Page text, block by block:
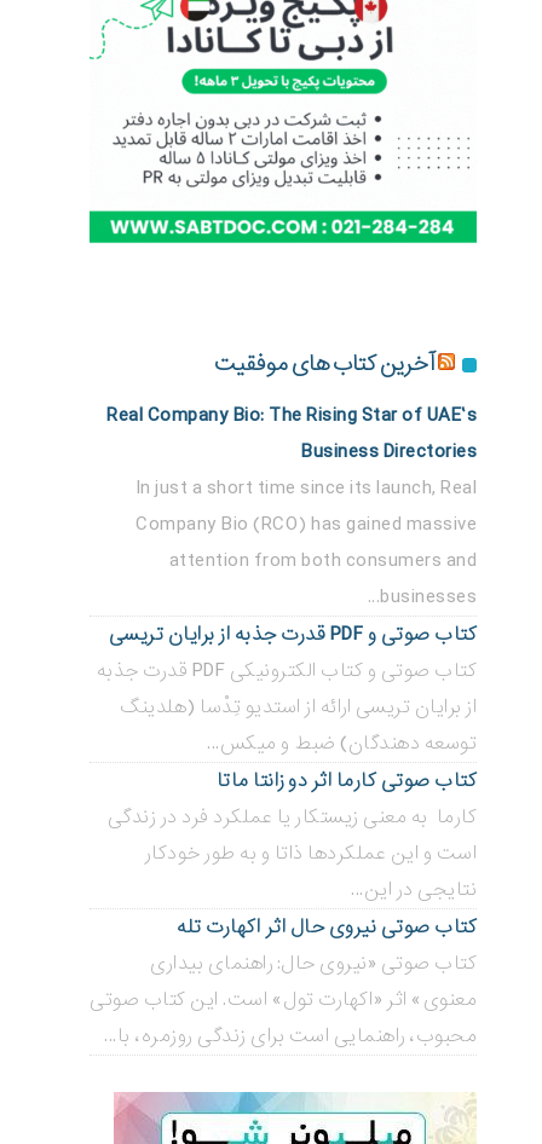
آخرین کتاب های موفقیت
Real Company Bio: The Rising Star of UAE’s
Business Directories
In just a short time since its launch, Real
Company Bio (RCO) has gained massive
attention from both consumers and
businesses...
کتاب صوتی و PDF قدرت جذبه از برایان تریسی
کتاب صوتی و کتاب الکترونیکی PDF قدرت جذبه
از برایان تریسی ارائه از استدیو تِدْسا (هلدینگ
توسعه دهندگان) ضبط و میکس...
کتاب صوتی کارما اثر دو زانتا ماتا
کارما به معنی زیستکار یا عملکرد فرد در زندگی
است و این عملکردها ذاتا و به طور خودکار
نتایجی در این...
کتاب صوتی نیروی حال اثر اکهارت تله
کتاب صوتی «نیروی حال: راهنمای بیداری
معنوی» اثر «اکهارت تول» است. این کتاب صوتی
محبوب، راهنمایی است برای زندگی روزمره، با...